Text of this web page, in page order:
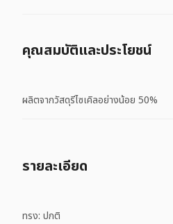
คุณสมบัติและประโยชน์
ผลิตจากวัสดุรีไซเคิลอย่างน้อย 50%
รายละเอียด
ทรง: ปกติ